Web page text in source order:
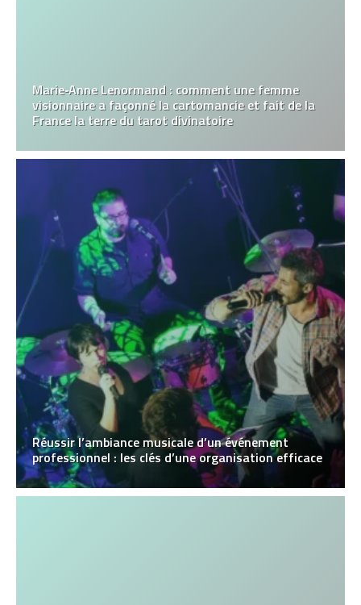
Marie‑Anne Lenormand : comment une femme
visionnaire a façonné la cartomancie et fait de la
France la terre du tarot divinatoire
Réussir l’ambiance musicale d’un événement
professionnel : les clés d’une organisation efficace